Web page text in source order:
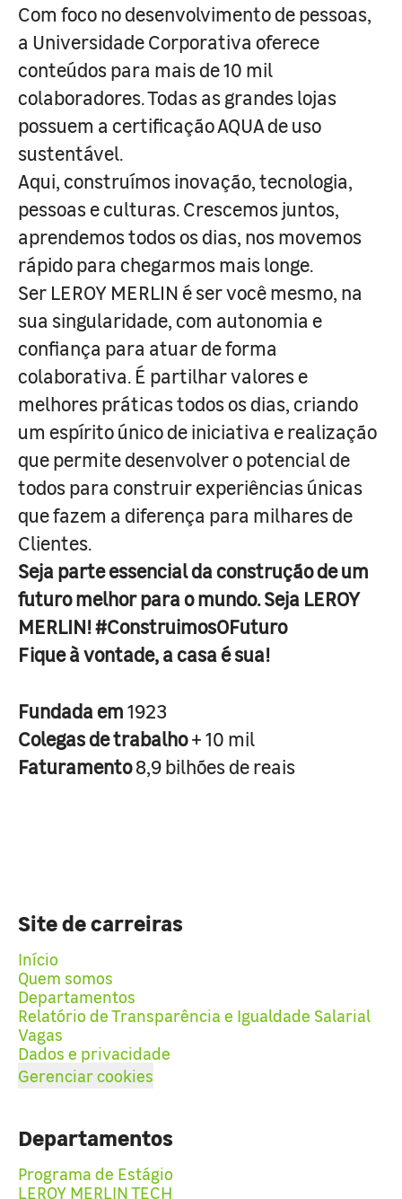
Com foco no desenvolvimento de pessoas,
a Universidade Corporativa oferece
conteúdos para mais de 10 mil
colaboradores. Todas as grandes lojas
possuem a certificação AQUA de uso
sustentável.
Aqui, construímos inovação, tecnologia,
pessoas e culturas. Crescemos juntos,
aprendemos todos os dias, nos movemos
rápido para chegarmos mais longe.
Ser LEROY MERLIN é ser você mesmo, na
sua singularidade, com autonomia e
confiança para atuar de forma
colaborativa. É partilhar valores e
melhores práticas todos os dias, criando
um espírito único de iniciativa e realização
que permite desenvolver o potencial de
todos para construir experiências únicas
que fazem a diferença para milhares de
Clientes.
Seja parte essencial da construção de um
futuro melhor para o mundo. Seja LEROY
MERLIN! #ConstruimosOFuturo
Fique à vontade, a casa é sua!
Fundada em1923
Colegas de trabalho+ 10 mil
Faturamento8,9 bilhões de reais
Site de carreiras
Início
Quem somos
Departamentos
Relatório de Transparência e Igualdade Salarial
Vagas
Dados e privacidade
Gerenciar cookies
Departamentos
Programa de Estágio
LEROY MERLIN TECH